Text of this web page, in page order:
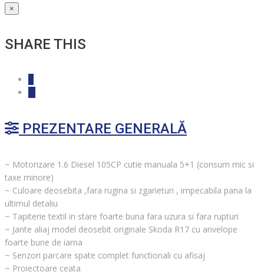
×
SHARE THIS
PREZENTARE GENERALĂ
~ Motorizare 1.6 Diesel 105CP cutie manuala 5+1 (consum mic si
taxe minore)
~ Culoare deosebita ,fara rugina si zgarieturi , impecabila pana la
ultimul detaliu
~ Tapiterie textil in stare foarte buna fara uzura si fara rupturi
~ Jante aliaj model deosebit originale Skoda R17 cu anvelope
foarte bune de iarna
~ Senzori parcare spate complet functionali cu afisaj
~ Proiectoare ceata